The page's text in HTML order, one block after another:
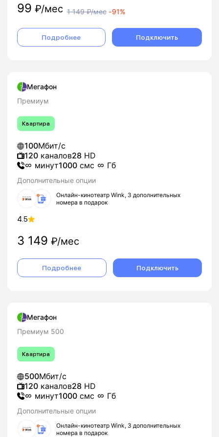
99 ₽/мес 1 149₽/мес -91%
Подробнее Подключить
Мегафон
Премиум
Квартира
100Мбит/с
120 каналов28 HD
минут1000 смс Гб
Дополнительные опции
Онлайн-кинотеатр Wink, 3 дополнительных
номера в подарок
4.5
3 149 ₽/мес
Подробнее Подключить
Мегафон
Премиум 500
Квартира
500Мбит/с
120 каналов28 HD
минут1000 смс Гб
Дополнительные опции
Онлайн-кинотеатр Wink, 3 дополнительных
номера в подарок